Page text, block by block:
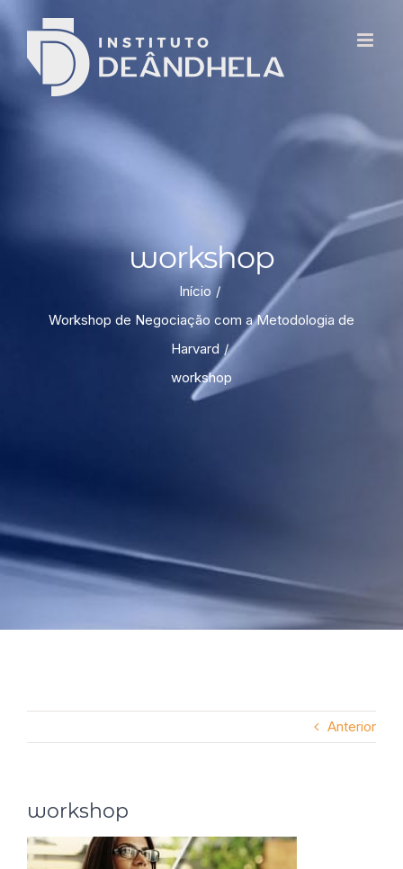
workshop
Início
Workshop de Negociação com a Metodologia de
Harvard
workshop
Anterior
workshop